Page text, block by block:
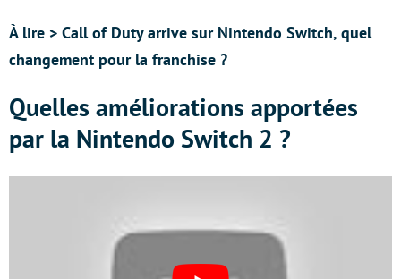
À lire > Call of Duty arrive sur Nintendo Switch, quel
changement pour la franchise ?
Quelles améliorations apportées
par la Nintendo Switch 2 ?